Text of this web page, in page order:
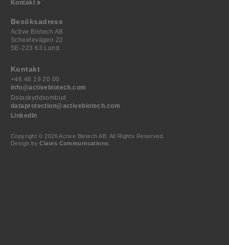
Kontakt
Besöksadress
Active Biotech AB
Scheelevägen 22
SE-223 63 Lund
Kontakt
+46 46 19 20 00
info@activebiotech.com
Dataskyddsombud
dataprotection@activebiotech.com
LinkedIn
Copyright © 2026 Active Biotech AB. All Rights Reserved.
Design byClavis Communications